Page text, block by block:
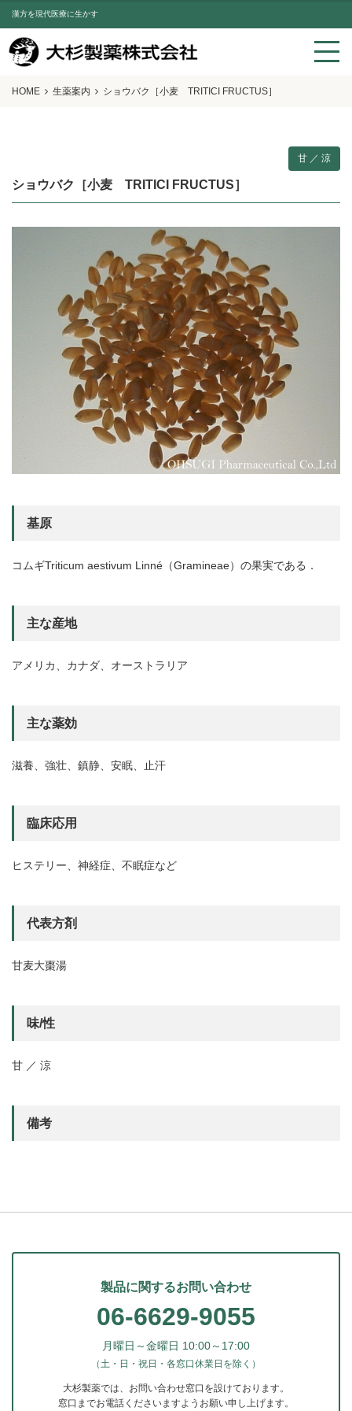
漢方を現代医療に生かす
HOME 生薬案内 ショウバク［小麦 TRITICI FRUCTUS］
甘 ／ 涼
ショウバク［小麦 TRITICI FRUCTUS］
基原
コムギTriticum aestivum Linné（Gramineae）の果実である．
主な産地
アメリカ、カナダ、オーストラリア
主な薬効
滋養、強壮、鎮静、安眠、止汗
臨床応用
ヒステリー、神経症、不眠症など
代表方剤
甘麦大棗湯
味/性
甘 ／ 涼
備考
製品に関するお問い合わせ
06-6629-9055
月曜日～金曜日 10:00～17:00
（土・日・祝日・各窓口休業日を除く）
大杉製薬では、お問い合わせ窓口を設けております。
窓口までお電話くださいますようお願い申し上げます。